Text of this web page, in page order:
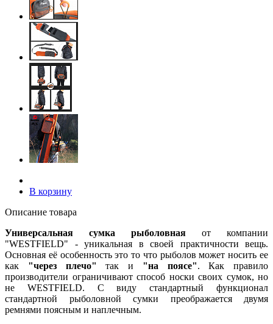
В корзину
Описание товара
Универсальная сумка рыболовная от компании
"WESTFIELD" - уникальная в своей практичности вещь.
Основная её особенность это то что рыболов может носить ее
как "через плечо" так и "на поясе". Как правило
производители ограничивают способ носки своих сумок, но
не WESTFIELD. С виду стандартный функционал
стандартной рыболовной сумки преображается двумя
ремнями поясным и наплечным.